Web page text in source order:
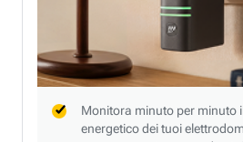
Monitora minuto per minuto
energetico dei tuoi